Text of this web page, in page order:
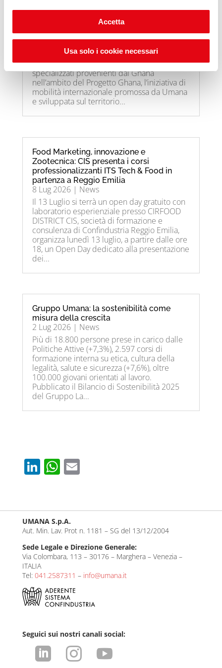
Accetta
Usa solo i cookie necessari
Il Progetto Ghana approda a Brescia
14 Lug 2026|News
professionisti africani Bonomi Group inserirà
tredici giovani operatori meccanici
specializzati provenienti dal Ghana
nell’ambito del Progetto Ghana, l’iniziativa di
mobilità internazionale promossa da Umana
e sviluppata sul territorio...
Food Marketing, innovazione e
Zootecnica: CIS presenta i corsi
professionalizzanti ITS Tech & Food in
partenza a Reggio Emilia
8 Lug 2026| News
Il 13 Luglio si terrà un open day gratuito con
laboratorio esperienziale presso CIRFOOD
DISTRICT CIS, società di formazione e
consulenza di Confindustria Reggio Emilia,
organizza lunedì 13 luglio, a partire dalle ore
18, un Open Day dedicato alla presentazione
dei...
Gruppo Umana: la sostenibilità come
misura della crescita
2 Lug 2026| News
Più di 18.800 persone prese in carico dalle
Politiche Attive (+7,3%), 2.597 corsi di
formazione interna su etica, cultura della
legalità, salute e sicurezza (+7,6%), oltre
100.000 giovani orientati al lavoro.
Pubblicato il Bilancio di Sostenibilità 2025
del Gruppo La...
Li
e
dI
n
W
s
A
p
p
E
UMANA S.p.A.
Aut. Min. Lav. Prot n. 1181 – SG del 13/12/2004
Sede Legale e Direzione Generale:
Via Colombara, 113 – 30176 – Marghera – Venezia –
ITALIA
Tel: 041.2587311 – info@umana.it
Seguici sui nostri canali social:
  